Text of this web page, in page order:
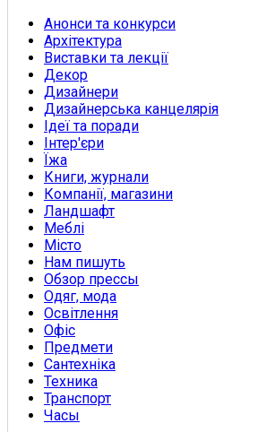
Анонси та конкурси
Архітектура
Виставки та лекції
Декор
Дизайнери
Дизайнерська канцелярія
Ідеї та поради
Інтер'єри
Їжа
Книги, журнали
Компанії, магазини
Ландшафт
Меблі
Місто
Нам пишуть
Обзор прессы
Одяг, мода
Освітлення
Офіс
Предмети
Сантехніка
Техника
Транспорт
Часы